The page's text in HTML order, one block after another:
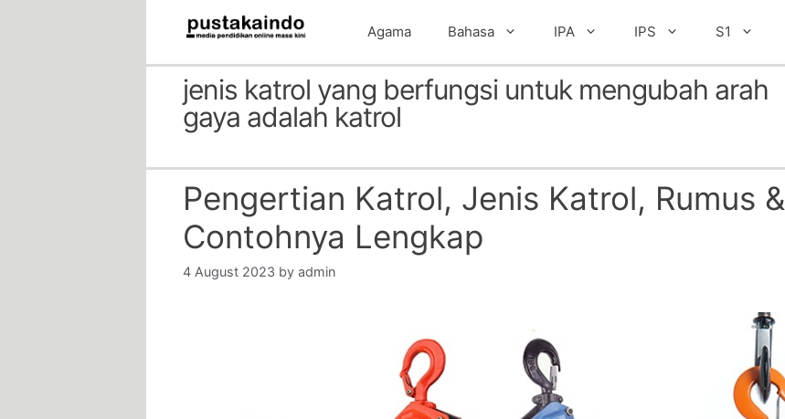
Agama Bahasa IPA IPS S1
jenis katrol yang berfungsi untuk mengubah arah
gaya adalah katrol
Pengertian Katrol, Jenis Katrol, Rumus &
Contohnya Lengkap
4 August 2023 by admin